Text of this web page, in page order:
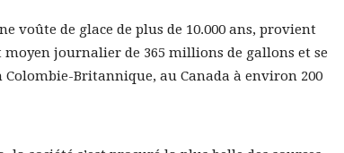
voûte de glace de plus de 10.000 ans, provient
moyen journalier de 365 millions de gallons et se
Britannique, au Canada à environ 200